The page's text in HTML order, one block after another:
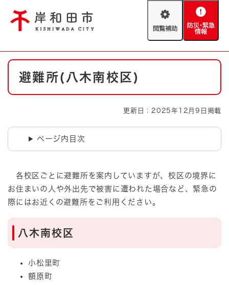
閲
助
防
緊
やさしい日本語
背景色変更 白 黒 青
防災・緊急情報 救急・消防
ハザードマップ AED設置箇所
本
避難所(八木南校区)
更新日：2025年12月9日掲載
ページ内目次
各校区ごとに避難所を案内していますが、校区の境界に
お住まいの人や外出先で被害に遭われた場合など、緊急の
際にはお近くの避難所をご利用ください。
八木南校区
小松里町
額原町